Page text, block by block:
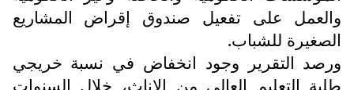
والعمل على تفعيل صندوق إقراض المشاريع
الصغيرة للشباب.
ورصد التقرير وجود انخفاض في نسبة خريجي
طلبة التعليم العالي من الإناث، خلال السنوات